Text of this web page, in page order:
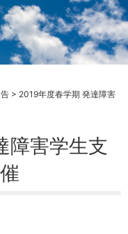
> 2019年度春学期 発達障害
障害学生支